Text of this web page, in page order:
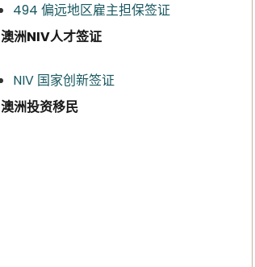
494 偏远地区雇主担保签证
澳洲NIV人才签证
NIV 国家创新签证
澳洲投资移民